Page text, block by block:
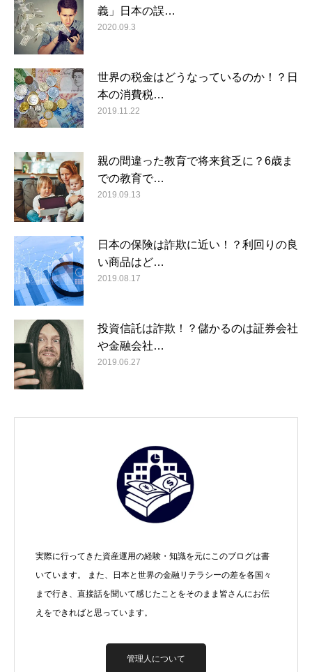
義」日本の誤…
2020.09.3
世界の税金はどうなっているのか！？日
本の消費税…
2019.11.22
親の間違った教育で将来貧乏に？6歳ま
での教育で…
2019.09.13
日本の保険は詐欺に近い！？利回りの良
い商品はど…
2019.08.17
投資信託は詐欺！？儲かるのは証券会社
や金融会社…
2019.06.27
実際に行ってきた資産運用の経験・知識を元にこのブログは書
いています。 また、日本と世界の金融リテラシーの差を各国々
まで行き、直接話を聞いて感じたことをそのまま皆さんにお伝
えをできればと思っています。
管理人について